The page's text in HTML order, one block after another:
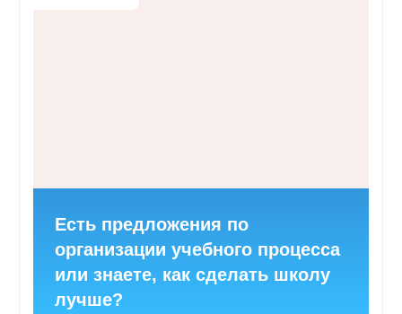
Есть предложения по
организации учебного процесса
или знаете, как сделать школу
лучше?